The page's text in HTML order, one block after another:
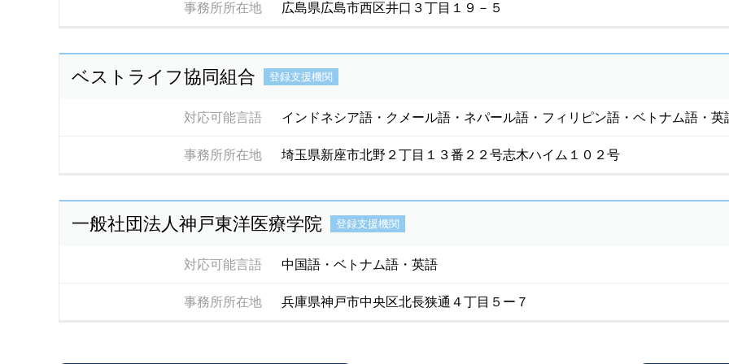
事務所所在地 広島県広島市西区井口３丁目１９－５
ベストライフ協同組合 登録支援機関
対応可能言語 インドネシア語・クメール語・ネパール語・フィリピン語・ベトナム語・英
事務所所在地 埼玉県新座市北野２丁目１３番２２号志木ハイム１０２号
一般社団法人神戸東洋医療学院 登録支援機関
対応可能言語 中国語・ベトナム語・英語
事務所所在地 兵庫県神戸市中央区北長狭通４丁目５ー７